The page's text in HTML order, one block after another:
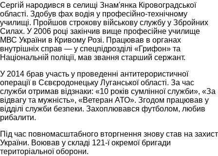
Сергій народився в селищі Знам'янка Кіровоградської
області. Здобув фах водія у професійно-технічному
училищі. Пройшов строкову військову службу у Збройних
Силах. У 2006 році закінчив вище професійне училище
МВС України в Кривому Розі. Працював в органах
внутрішніх справ — у спецпідрозділі «Грифон» та
Національній поліції, мав звання старший сержант.
У 2014 брав участь у проведенні антитерористичної
операції в Сєвєродонецьку Луганської області. За час
служби отримав відзнаки: «10 років сумлінної служби», «За
відвагу та мужність», «Ветеран АТО». Згодом працював у
відділі служби безпеки. Захоплювався футболом, любив
рибалити.
Під час повномасштабного вторгнення знову став на захист
України. Воював у складі 121-ї окремої бригади
територіальної оборони.